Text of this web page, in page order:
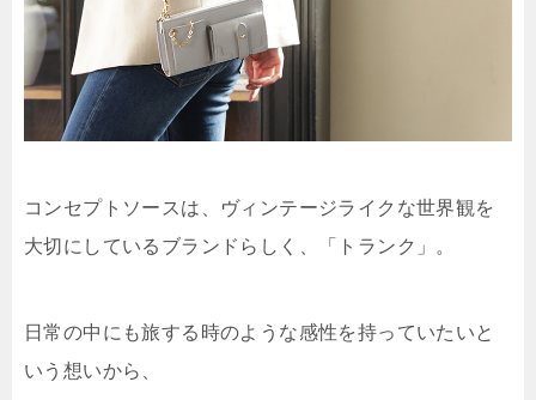
コンセプトソースは、ヴィンテージライクな世界観を
大切にしているブランドらしく、「トランク」。
日常の中にも旅する時のような感性を持っていたいと
いう想いから、